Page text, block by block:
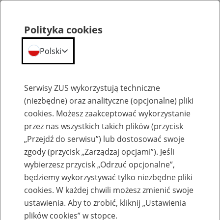
Emerytury
Baza zlikwidowanych lub
przekształconych zakładów pracy
Polityka cookies
Polski
Serwisy ZUS wykorzystują techniczne
(niezbędne) oraz analityczne (opcjonalne) pliki
cookies. Możesz zaakceptować wykorzystanie
przez nas wszystkich takich plików (przycisk
„Przejdź do serwisu”) lub dostosować swoje
zgody (przycisk „Zarządzaj opcjami”). Jeśli
wybierzesz przycisk „Odrzuć opcjonalne”,
będziemy wykorzystywać tylko niezbędne pliki
cookies. W każdej chwili możesz zmienić swoje
ustawienia. Aby to zrobić, kliknij „Ustawienia
plików cookies” w stopce.